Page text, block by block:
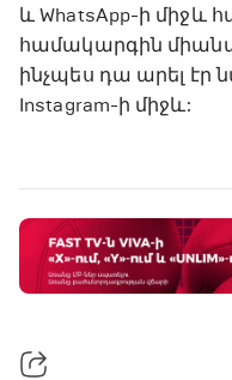
և WhatsApp-ի միջև
համակարգին
ինչպես դա արել էր
Instagram-ի միջև: